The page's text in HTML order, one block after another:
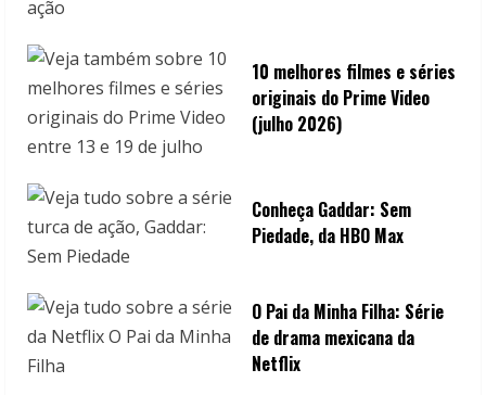
10 melhores filmes e séries
originais do Prime Video
(julho 2026)
Conheça Gaddar: Sem
Piedade, da HBO Max
O Pai da Minha Filha: Série
de drama mexicana da
Netflix